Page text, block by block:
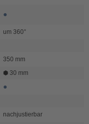
●
um 360°
350 mm
⬢ 30 mm
●
nachjustierbar